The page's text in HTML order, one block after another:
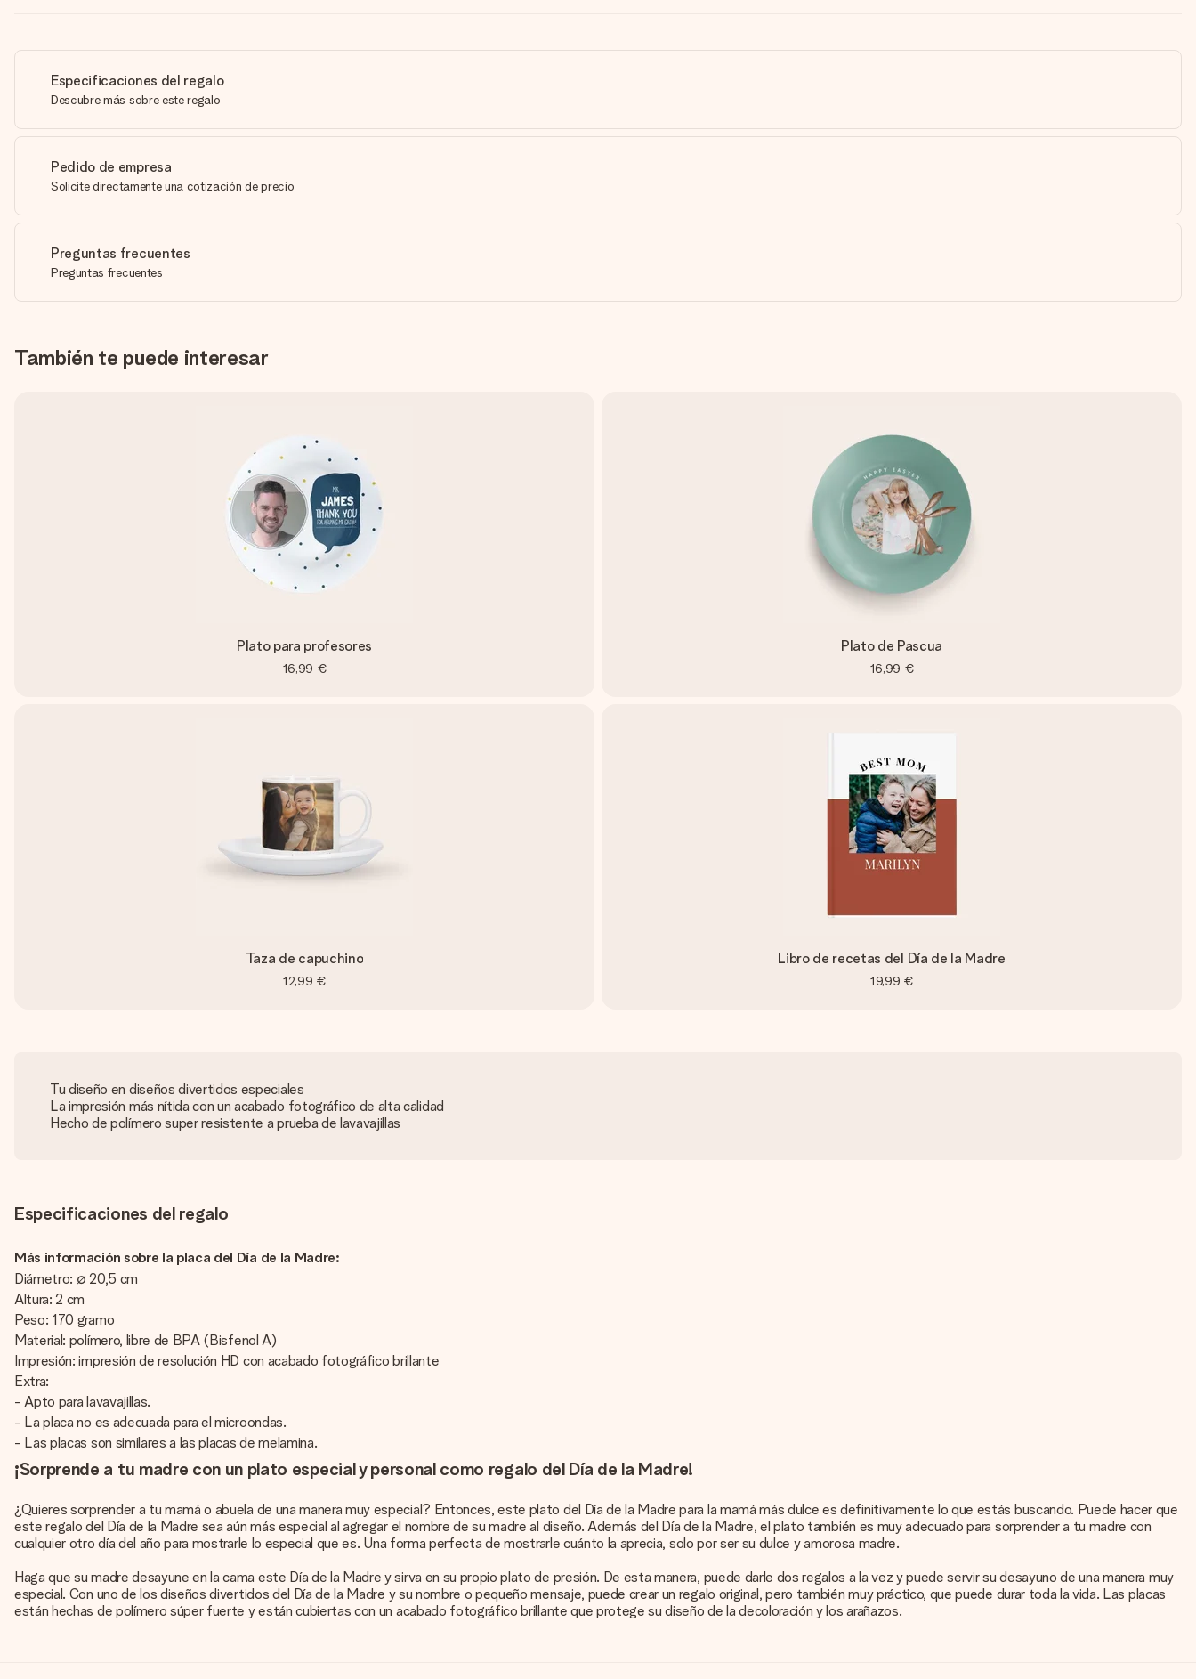
Especificaciones del regalo
Descubre más sobre este regalo
Pedido de empresa
Solicite directamente una cotización de precio
Preguntas frecuentes
Preguntas frecuentes
También te puede interesar
Plato para profesores
16,99 €
Plato de Pascua
16,99 €
Taza de capuchino
12,99 €
Libro de recetas del Día de la Madre
19,99 €
Tu diseño en diseños divertidos especiales
La impresión más nítida con un acabado fotográfico de alta calidad
Hecho de polímero super resistente a prueba de lavavajillas
Especificaciones del regalo
Más información sobre la placa del Día de la Madre:
Diámetro: ∅ 20,5 cm
Altura: 2 cm
Peso: 170 gramo
Material: polímero, libre de BPA (Bisfenol A)
Impresión: impresión de resolución HD con acabado fotográfico brillante
Extra:
- Apto para lavavajillas.
- La placa no es adecuada para el microondas.
- Las placas son similares a las placas de melamina.
¡Sorprende a tu madre con un plato especial y personal como regalo del Día de la Madre!
¿Quieres sorprender a tu mamá o abuela de una manera muy especial? Entonces, este plato del Día de la Madre para la mamá más dulce es definitivamente lo que estás buscando. Puede hacer que
este regalo del Día de la Madre sea aún más especial al agregar el nombre de su madre al diseño. Además del Día de la Madre, el plato también es muy adecuado para sorprender a tu madre con
cualquier otro día del año para mostrarle lo especial que es. Una forma perfecta de mostrarle cuánto la aprecia, solo por ser su dulce y amorosa madre.
Haga que su madre desayune en la cama este Día de la Madre y sirva en su propio plato de presión. De esta manera, puede darle dos regalos a la vez y puede servir su desayuno de una manera muy
especial. Con uno de los diseños divertidos del Día de la Madre y su nombre o pequeño mensaje, puede crear un regalo original, pero también muy práctico, que puede durar toda la vida. Las placas
están hechas de polímero súper fuerte y están cubiertas con un acabado fotográfico brillante que protege su diseño de la decoloración y los arañazos.